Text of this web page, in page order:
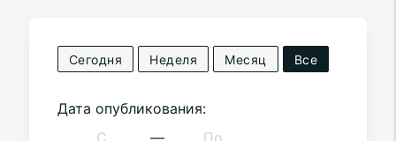
Сегодня Неделя Месяц Все
Дата опубликования:
—